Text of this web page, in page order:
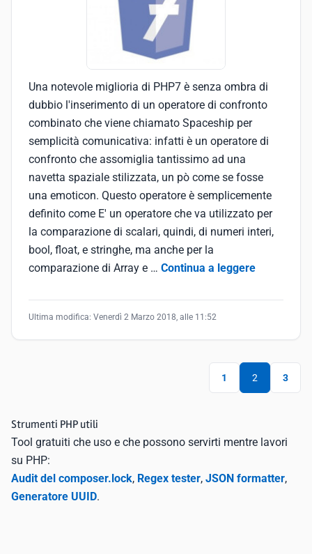
Una notevole miglioria di PHP7 è senza ombra di
dubbio l'inserimento di un operatore di confronto
combinato che viene chiamato Spaceship per
semplicità comunicativa: infatti è un operatore di
confronto che assomiglia tantissimo ad una
navetta spaziale stilizzata, un pò come se fosse
una emoticon. Questo operatore è semplicemente
definito come E' un operatore che va utilizzato per
la comparazione di scalari, quindi, di numeri interi,
bool, float, e stringhe, ma anche per la
comparazione di Array e … Continua a leggere
Ultima modifica: Venerdì 2 Marzo 2018, alle 11:52
1 2 3
Strumenti PHP utili
Tool gratuiti che uso e che possono servirti mentre lavori
su PHP:
Audit del composer.lock, Regex tester, JSON formatter,
Generatore UUID.